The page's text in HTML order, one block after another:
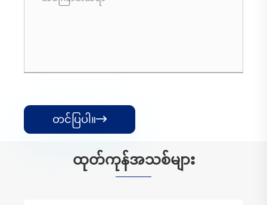
တင်ပြပါ။
ထုတ်ကုန်အသစ်များ